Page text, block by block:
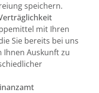
speichern.
mit Ihren
Sie bereits bei uns
Ihnen Auskunft zu